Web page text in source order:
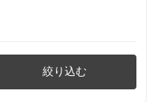
絞り込む